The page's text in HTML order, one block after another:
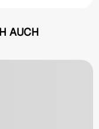
AUCH